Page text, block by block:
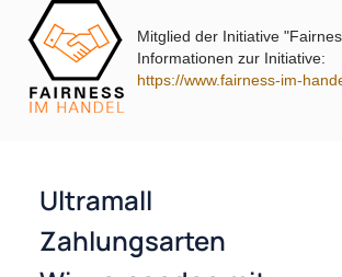
History
Mitglied der Initiative
Informationen zur Initiative:
https://www.fairness-im-